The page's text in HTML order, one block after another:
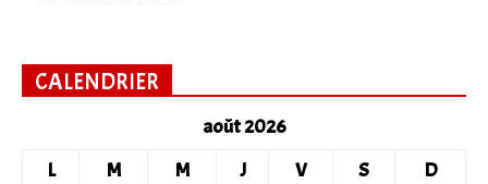
CALENDRIER
août 2026
L
M M J V S
D